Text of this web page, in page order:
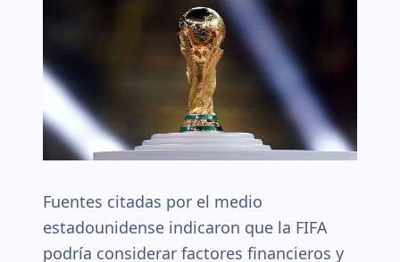
Fuentes citadas por el medio
estadounidense indicaron que la FIFA
podría considerar factores financieros y